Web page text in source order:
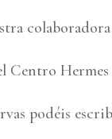
Centro
podéis